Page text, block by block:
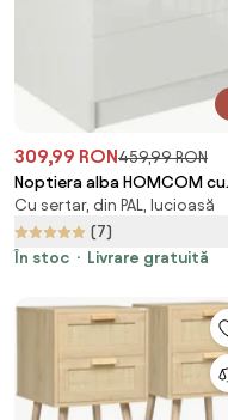
309,99 RON459,99 RON
Noptiera alba HOMCOM cu
lumina LED RGB, noptiera
frontala lucioasa cu 2
pentru camera de zi,
Cu sertar, din PAL, lucioasă
(7)
În stoc
Livrare gratuită